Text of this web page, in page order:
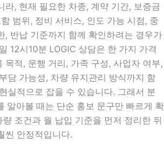
라, 현재 필요한 차종, 계약 기간, 보증금
범위, 정비 서비스, 인도 가능 시점, 중
, 반납 기준까지 함께 확인하려는 경우가
12시10분 LOGIC 상담은 한 가지 가격
목적, 운행 거리, 가족 구성, 사업자 여부,
담 가능성, 차량 유지관리 방식까지 함
실적으로 잡을 수 있습니다. 그래서 분
알아볼 때는 단순 홍보 문구만 빠르게 확
조건과 월 납입 기준을 먼저 정리한 뒤
씬 안정적입니다.